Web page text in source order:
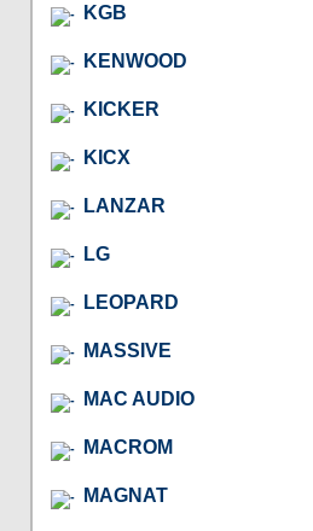
KGB
KENWOOD
KICKER
KICX
LANZAR
LG
LEOPARD
MASSIVE
MAC AUDIO
MACROM
MAGNAT